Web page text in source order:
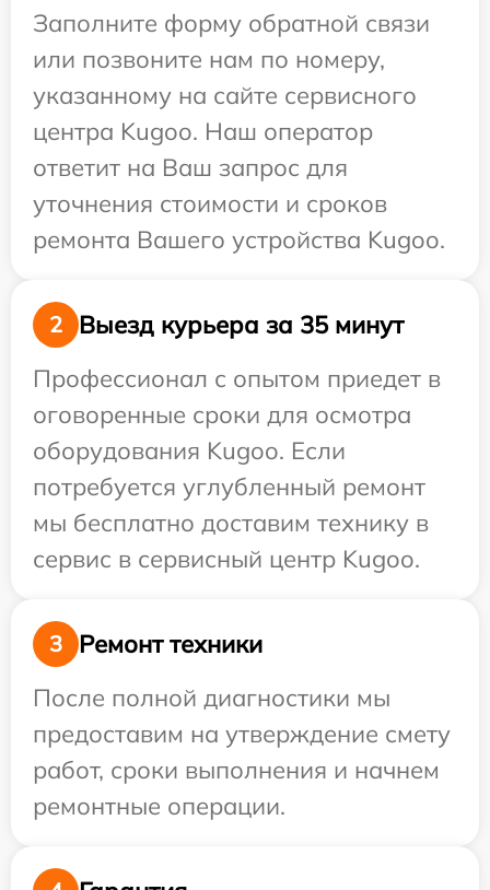
Заполните форму обратной связи
или позвоните нам по номеру,
указанному на сайте сервисного
центра Kugoo. Наш оператор
ответит на Ваш запрос для
уточнения стоимости и сроков
ремонта Вашего устройства Kugoo.
2
Выезд курьера за 35 минут
Профессионал с опытом приедет в
оговоренные сроки для осмотра
оборудования Kugoo. Если
потребуется углубленный ремонт
мы бесплатно доставим технику в
сервис в сервисный центр Kugoo.
3
Ремонт техники
После полной диагностики мы
предоставим на утверждение смету
работ, сроки выполнения и начнем
ремонтные операции.